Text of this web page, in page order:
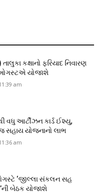
કક્ષાનો ફરિયાદ નિવારણ
ઓગસ્ટએ યોજાશે
am
વધુ આર્ટીઝન કાર્ડ ઈશ્યુ,
સહાય યોજનાનો લાભ
am
‘જીલ્લા સંકલન સહ
બેઠક યોજાશે